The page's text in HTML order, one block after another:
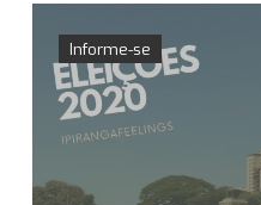
Informe-se